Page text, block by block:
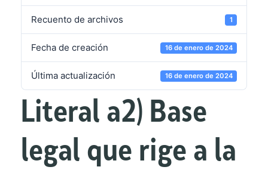
Recuento de archivos 1
Fecha de creación 16 de enero de 2024
Última actualización 16 de enero de 2024
Literal a2) Base
legal que rige a la